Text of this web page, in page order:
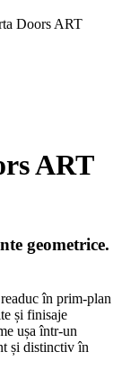
Doors ART
ART
geometrice.
readuc în prim-plan
și finisaje
ușa într-un
și distinctiv în